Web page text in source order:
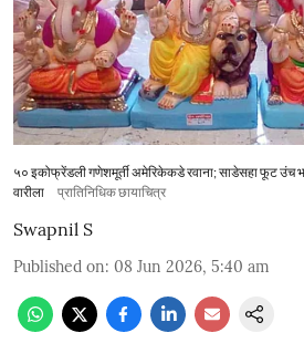
५० इकोफ्रेंडली गणेशमूर्ती अमेरिकेकडे रवाना; साडेसहा फूट उंच
वारीला
प्रातिनिधिक छायाचित्र
Swapnil S
Published on: 08 Jun 2026, 5:40 am